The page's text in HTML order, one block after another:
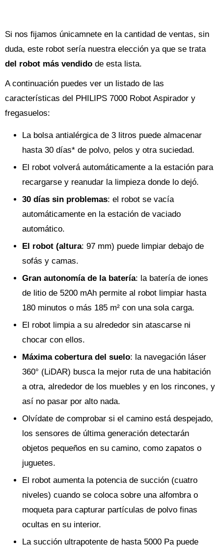
Si nos fijamos únicamnete en la cantidad de ventas, sin
duda, este robot sería nuestra elección ya que se trata
del robot más vendido de esta lista.
A continuación puedes ver un listado de las
características del PHILIPS 7000 Robot Aspirador y
fregasuelos:
La bolsa antialérgica de 3 litros puede almacenar
hasta 30 días* de polvo, pelos y otra suciedad.
El robot volverá automáticamente a la estación para
recargarse y reanudar la limpieza donde lo dejó.
30 días sin problemas: el robot se vacía
automáticamente en la estación de vaciado
automático.
El robot (altura: 97 mm) puede limpiar debajo de
sofás y camas.
Gran autonomía de la batería: la batería de iones
de litio de 5200 mAh permite al robot limpiar hasta
180 minutos o más 185 m² con una sola carga.
El robot limpia a su alrededor sin atascarse ni
chocar con ellos.
Máxima cobertura del suelo: la navegación láser
360° (LiDAR) busca la mejor ruta de una habitación
a otra, alrededor de los muebles y en los rincones, y
así no pasar por alto nada.
Olvídate de comprobar si el camino está despejado,
los sensores de última generación detectarán
objetos pequeños en su camino, como zapatos o
juguetes.
El robot aumenta la potencia de succión (cuatro
niveles) cuando se coloca sobre una alfombra o
moqueta para capturar partículas de polvo finas
ocultas en su interior.
La succión ultrapotente de hasta 5000 Pa puede